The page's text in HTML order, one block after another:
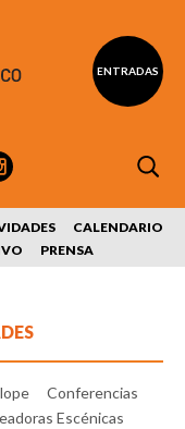
ENTRADAS
CALENDARIO
PRENSA
Conferencias
Escénicas